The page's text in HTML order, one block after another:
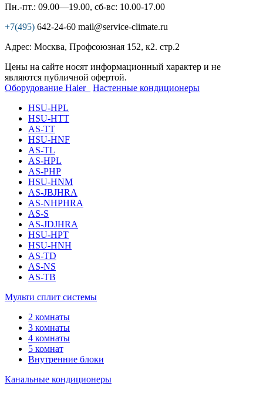
Пн.-пт.: 09.00—19.00, сб-вс: 10.00-17.00
+7(495) 642-24-60 mail@service-climate.ru
Адрес: Москва, Профсоюзная 152, к2. стр.2
Цены на сайте носят информационный характер и не
являются публичной офертой.
Оборудование Haier
Настенные кондиционеры
HSU-HPL
HSU-HTT
AS-TT
HSU-HNF
AS-TL
AS-HPL
AS-PHP
HSU-HNM
AS-JBJHRA
AS-NHPHRA
AS-S
AS-JDJHRA
HSU-HPT
HSU-HNH
AS-TD
AS-NS
AS-TB
Мульти сплит системы
2 комнаты
3 комнаты
4 комнаты
5 комнат
Внутренние блоки
Канальные кондиционеры